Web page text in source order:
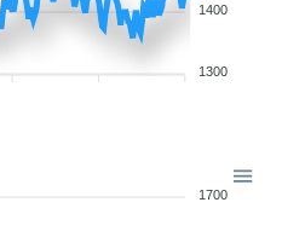
1400
1300
1700